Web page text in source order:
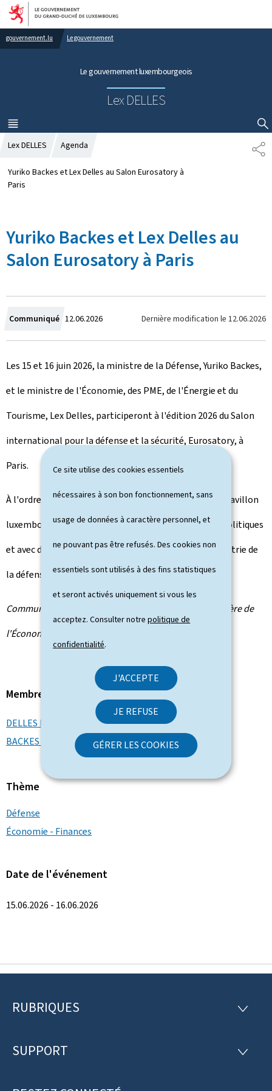
Ce site utilise des cookies essentiels
nécessaires à son bon fonctionnement, sans
usage de données à caractère personnel, et
ne pouvant pas être refusés. Des cookies non
essentiels sont utilisés à des fins statistiques
et seront activés uniquement si vous les
acceptez. Consulter notrepolitique de
confidentialité.
J'ACCEPTE
JE REFUSE
GÉRER LES COOKIES
Aller au menu principal
Aller au contenu
gouvernement.lu Le gouvernement
Le gouvernement luxembourgeois
Lex DELLES
MENU
PRINCIPAL
AFFICHER / MASQUER LA RECHERCHE
P
A
Lex DELLES Agenda
Yuriko Backes et Lex Delles au Salon Eurosatory à
Paris
Yuriko Backes et Lex Delles au
Salon Eurosatory à Paris
Communiqué C
r
é
e
l
e
12.06.2026 Dernière modification le 12.06.2026
Les 15 et 16 juin 2026, la ministre de la Défense, Yuriko Backes,
et le ministre de l'Économie, des PME, de l'Énergie et du
Tourisme, Lex Delles, participeront à l'édition 2026 du Salon
international pour la défense et la sécurité, Eurosatory, à
Paris.
À l'ordre du jour figureront notamment une visite du pavillon
luxembourgeois, ainsi que des entrevues bilatérales politiques
et avec des représentants et représentantes de l'industrie de
la défense, de l'aéronautique et de l'Espace.
Communiqué par la Direction de la défense et le ministère de
l'Économie
Membre du gouvernement
DELLES Lex
BACKES Yuriko
Thème
Défense
Économie - Finances
Date de l'événement
15.06.2026 - 16.06.2026
P
e
RUBRIQUES
R
R
SUPPORT
S